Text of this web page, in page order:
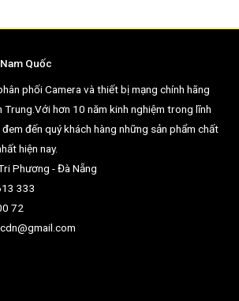
Quốc
phối Camera và thiết bị mạng chính hãng
Trung.Với hơn 10 năm kinh nghiệm trong lĩnh
đến quý khách hàng những sản phẩm chất
hiện nay.
Phương - Đà Nẵng
333
72